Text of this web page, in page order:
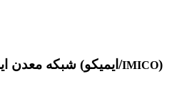
شبکه معدن ایران (ایمیکو/IMICO)